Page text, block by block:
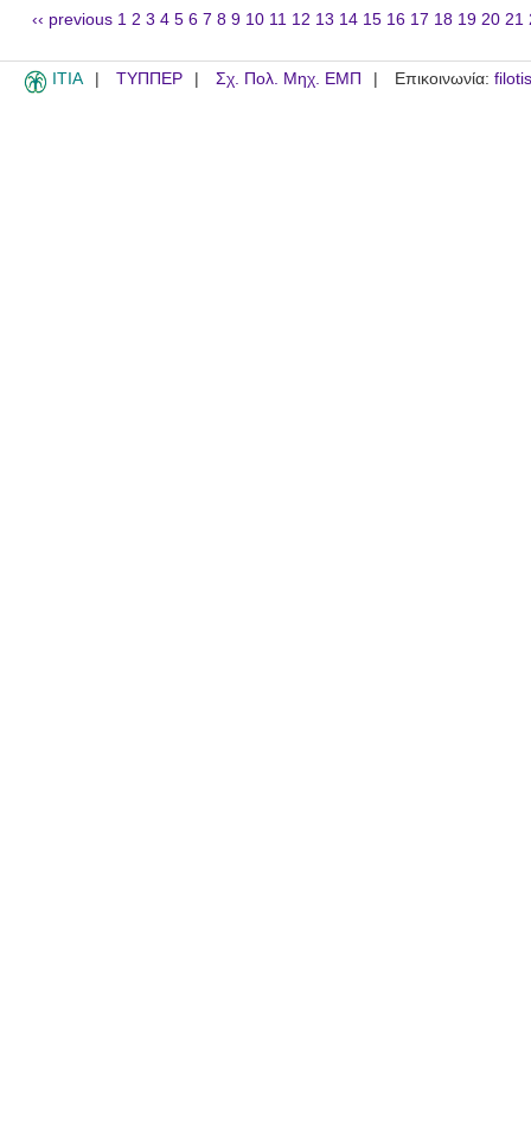
‹‹ previous 1 2 3 4 5 6 7 8 9 10 11 12 13 14 15 16 17 18 19 20 21
ITIA ΤΥΠΠΕΡ Σχ. Πολ. Μηχ. ΕΜΠ Επικοινωνία: